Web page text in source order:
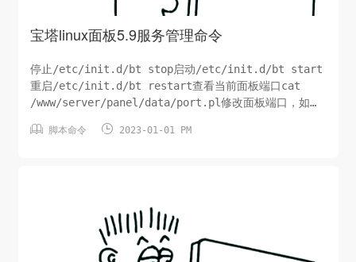
宝塔linux面板5.9服务管理命令
停止/etc/init.d/bt stop启动/etc/init.d/bt start
重启/etc/init.d/bt restart查看当前面板端口cat
/www/server/panel/data/port.pl修改面板端口，如要
/www/server/panel/data/port.pl &a...
 脚本命令  2023-01-01 PM